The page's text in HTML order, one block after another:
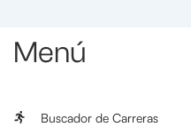
Menú
Buscador de Carreras